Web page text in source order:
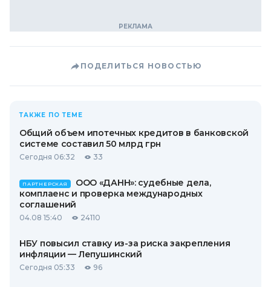
ПОДЕЛИТЬСЯ НОВОСТЬЮ
ТАКЖЕ ПО ТЕМЕ
Общий объем ипотечных кредитов в банковской
системе составил 50 млрд грн
Сегодня 06:32 33
ПАРТНЕРСКАЯ
ООО «ДАНН»: судебные дела,
комплаенс и проверка международных
соглашений
04.08 15:40 24110
НБУ повысил ставку из-за риска закрепления
инфляции — Лепушинский
Сегодня 05:33 96